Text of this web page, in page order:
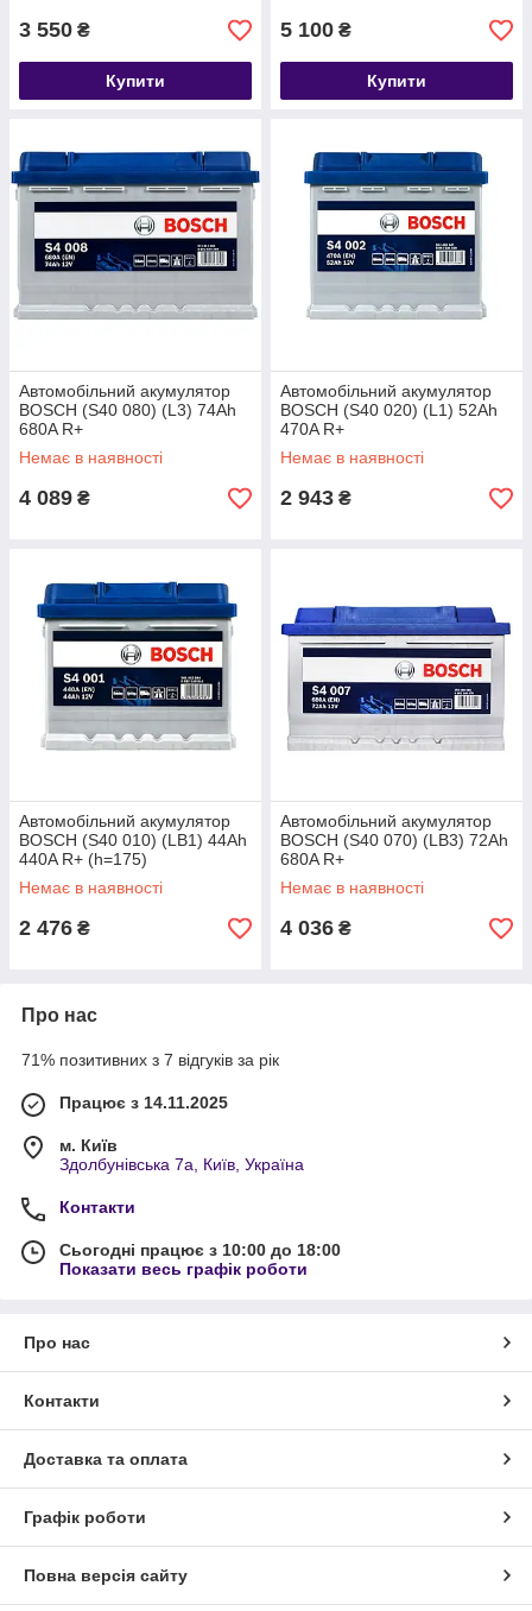
3 550 ₴
Купити
5 100 ₴
Купити
Автомобільний акумулятор
BOSCH (S40 080) (L3) 74Ah
680A R+
Немає в наявності
4 089 ₴
Автомобільний акумулятор
BOSCH (S40 020) (L1) 52Ah
470A R+
Немає в наявності
2 943 ₴
Автомобільний акумулятор
BOSCH (S40 010) (LB1) 44Ah
440A R+ (h=175)
Немає в наявності
2 476 ₴
Автомобільний акумулятор
BOSCH (S40 070) (LB3) 72Ah
680A R+
Немає в наявності
4 036 ₴
Про нас
71% позитивних з 7 відгуків за рік
Працює з 14.11.2025
м. Київ
Здолбунівська 7а, Київ, Україна
Контакти
Сьогодні працює з 10:00 до 18:00
Показати весь графік роботи
Про нас
Контакти
Доставка та оплата
Графік роботи
Повна версія сайту